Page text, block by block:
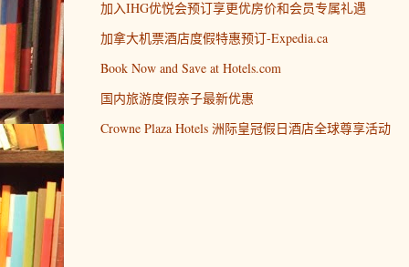
加入IHG优悦会预订享更优房价和会员专属礼遇
加拿大机票酒店度假特惠预订-Expedia.ca
Book Now and Save at Hotels.com
国内旅游度假亲子最新优惠
Crowne Plaza Hotels 洲际皇冠假日酒店全球尊享活动